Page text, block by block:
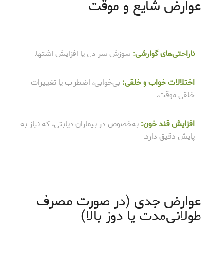
عوارض شایع و موقت
ناراحتی‌های گوارشی: سوزش سر دل یا افزایش اشتها.
اختلالات خواب و خلقی:بی‌خوابی، اضطراب یا تغییرات
خلقی موقت.
افزایش قند خون:به‌خصوص در بیماران دیابتی، که نیاز به
پایش دقیق دارد.
عوارض جدی (در صورت مصرف
طولانی‌مدت یا دوز بالا)